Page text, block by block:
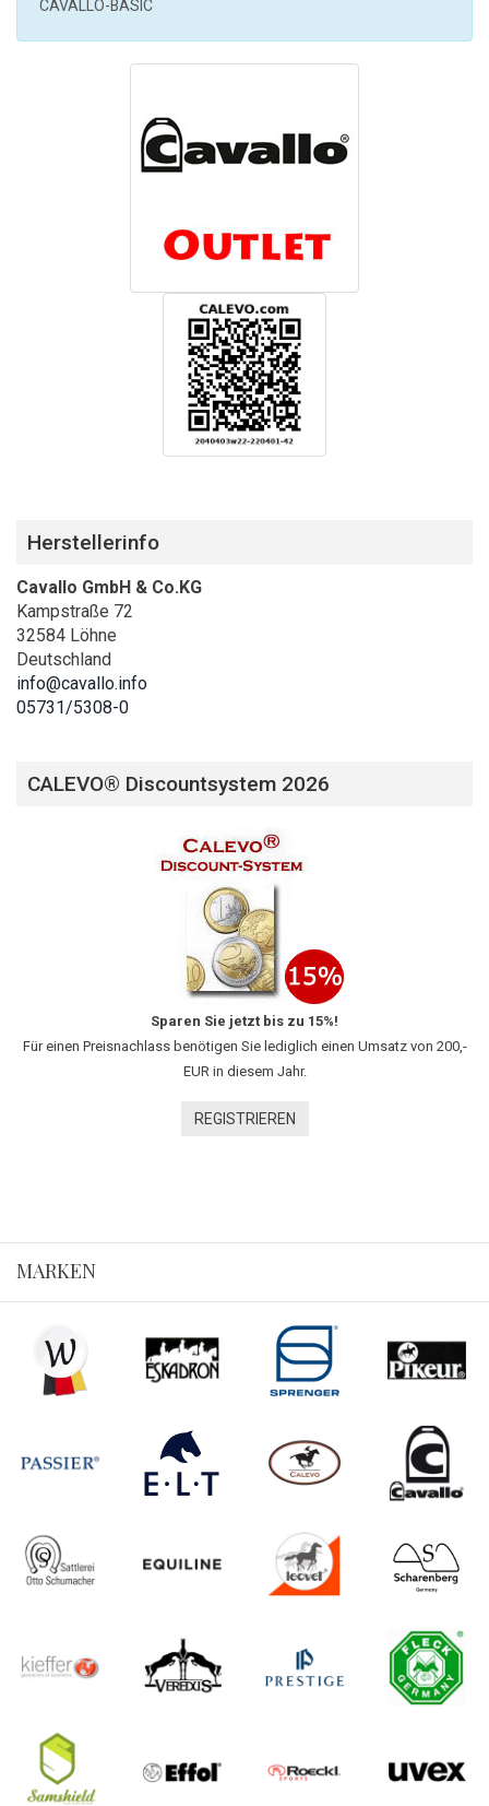
CAVALLO-BASIC
Herstellerinfo
Cavallo GmbH & Co.KG
Kampstraße 72
32584 Löhne
Deutschland
info@cavallo.info
05731/5308-0
CALEVO® Discountsystem 2026
Sparen Sie jetzt bis zu 15%!
Für einen Preisnachlass benötigen Sie lediglich einen Umsatz von 200,-
EUR in diesem Jahr.
REGISTRIEREN
MARKEN